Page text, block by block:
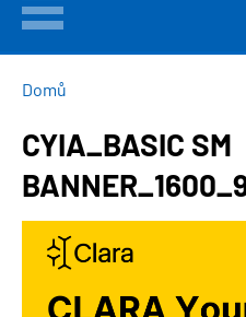
UCHAZEČI
STUDIUM
A
VÝZKUM
FAKULTA
DROBEČKOVÁ
Domů
CYIA_BASIC SM
Obrázek